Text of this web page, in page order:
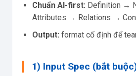
Chuẩn AI-first: Definition →
Attributes → Relations →
Output: format cố định để
1) Input Spec (bắt